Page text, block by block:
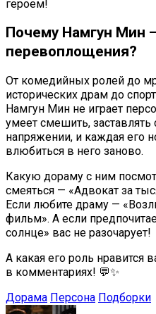
героем!
Почему Намгун Мин
перевоплощения?
От комедийных ролей до
исторических драм до
Намгун Мин не играет
умеет смешить,
напряжении, и каждая его
влюбиться в него заново.
Какую дораму с ним
смеяться — «Адвокат за
Если любите драму —
фильм». А если
солнце» вас не разочарует!
А какая его роль нравится
в комментариях! 💬✨
Дорама Персона Подборки